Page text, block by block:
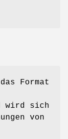
Format
wird sich
von